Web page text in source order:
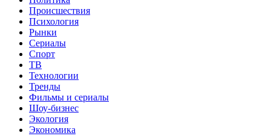
Происшествия
Психология
Рынки
Сериалы
Спорт
ТВ
Технологии
Тренды
Фильмы и сериалы
Шоу-бизнес
Экология
Экономика